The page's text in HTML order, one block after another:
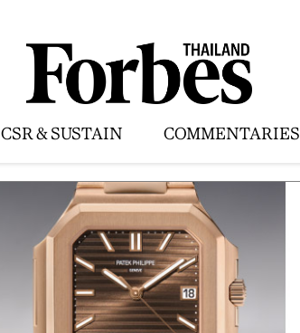
CSR & SUSTAIN COMMENTARIES